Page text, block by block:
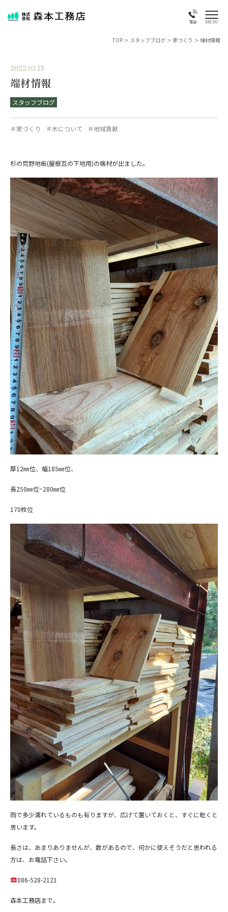
電話 MENU
TOP > スタッフブログ > 家づくり > 端材情報
2022.03.15
端材情報
スタッフブログ
＃家づくり ＃木について ＃地域貢献
杉の荒野地板(屋根瓦の下地用)の端材が出ました。
厚12㎜位、幅185㎜位、
長250㎜位~280㎜位
170枚位
雨で多少濡れているものも有りますが、広げて置いておくと、すぐに乾くと
思います。
長さは、あまりありませんが、数があるので、何かに使えそうだと思われる
方は、お電話下さい。
086-528-2121
森本工務店まで。